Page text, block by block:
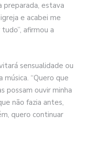
preparada, estava
e acabei me
afirmou a
sensualidade ou
“Quero que
possam ouvir minha
não fazia antes,
quero continuar